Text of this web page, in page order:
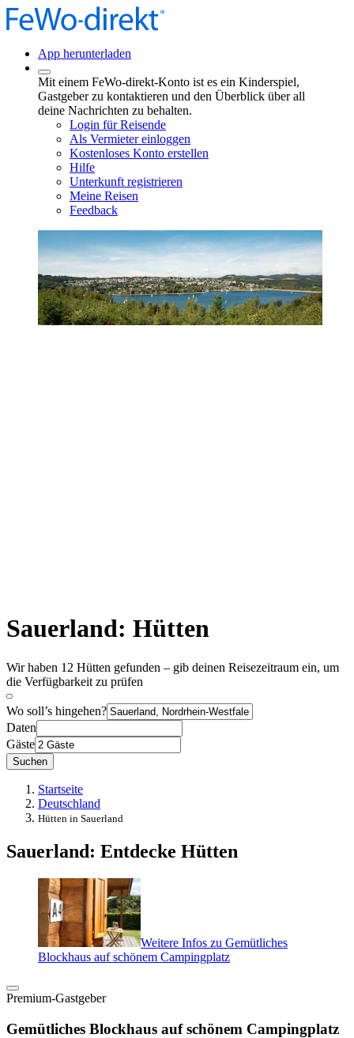
App herunterladen
Mit einem FeWo-direkt-Konto ist es ein Kinderspiel,
Gastgeber zu kontaktieren und den Überblick über all
deine Nachrichten zu behalten.
Login für Reisende
Als Vermieter einloggen
Kostenloses Konto erstellen
Hilfe
Unterkunft registrieren
Meine Reisen
Feedback
Sauerland: Hütten
Wir haben 12 Hütten gefunden – gib deinen Reisezeitraum ein, um
die Verfügbarkeit zu prüfen
Wo soll’s hingehen?
Daten
Gäste
Suchen
Startseite
Deutschland
Hütten in Sauerland
Sauerland: Entdecke Hütten
Weitere Infos zu Gemütliches
Blockhaus auf schönem Campingplatz
Premium-Gastgeber
Gemütliches Blockhaus auf schönem Campingplatz